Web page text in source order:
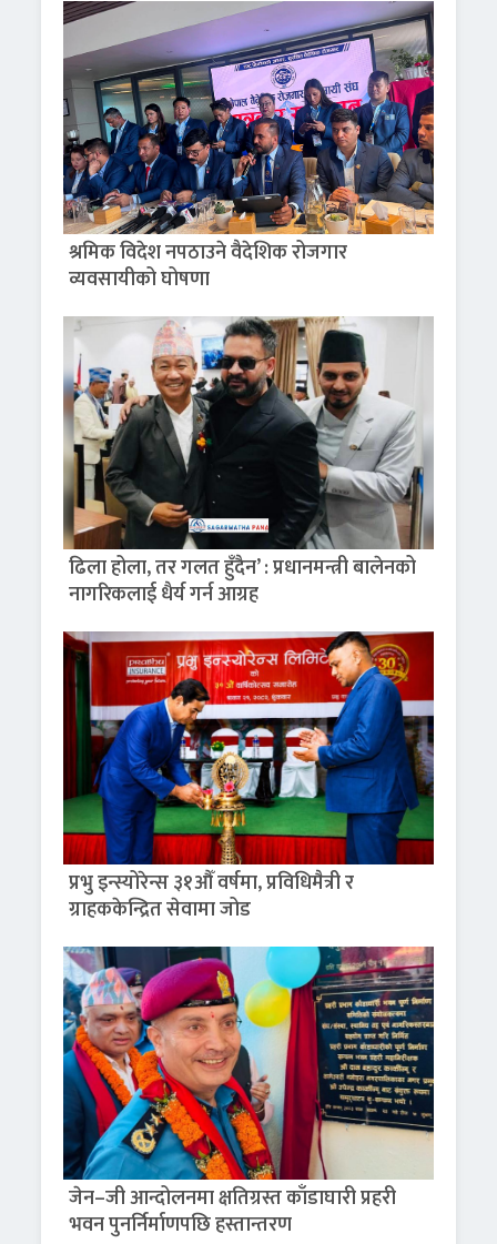
श्रमिक विदेश नपठाउने वैदेशिक रोजगार
व्यवसायीको घोषणा
ढिला होला, तर गलत हुँदैन’ : प्रधानमन्त्री बालेनको
नागरिकलाई धैर्य गर्न आग्रह
प्रभु इन्स्योरेन्स ३१औँ वर्षमा, प्रविधिमैत्री र
ग्राहककेन्द्रित सेवामा जोड
जेन–जी आन्दोलनमा क्षतिग्रस्त काँडाघारी प्रहरी
भवन पुनर्निर्माणपछि हस्तान्तरण